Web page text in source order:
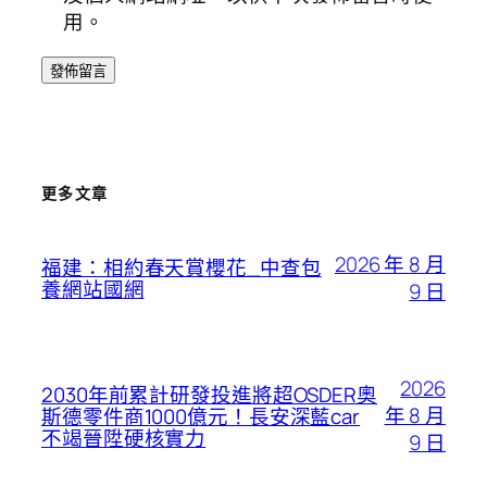
用。
更多文章
福建：相約春天賞櫻花_中查包
養網站國網
2026 年 8 月
9 日
2030年前累計研發投進將超OSDER奧
斯德零件商1000億元！長安深藍car
不竭晉陞硬核實力
2026
年 8 月
9 日